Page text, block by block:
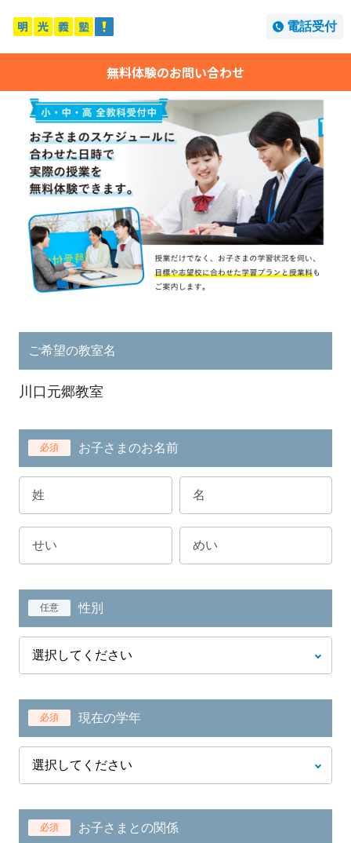
電話受付
無料体験のお問い合わせ
ご希望の教室名
川口元郷教室
必須 お子さまのお名前
任意 性別
必須 現在の学年
必須 お子さまとの関係